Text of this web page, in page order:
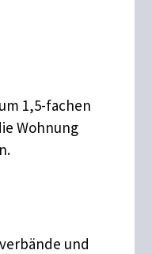
1,5-fachen
Wohnung
und